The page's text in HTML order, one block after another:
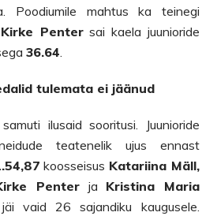
Poodiumile mahtus ka teinegi
Kirke Pentersai kaela juunioride
36.64.
tulemata ei jäänud
ilusaid sooritusi. Juunioride
teatenelik ujus ennast
koosseisus Katariina Mäll,
Penter ja Kristina Maria
vaid 26 sajandiku kaugusele.